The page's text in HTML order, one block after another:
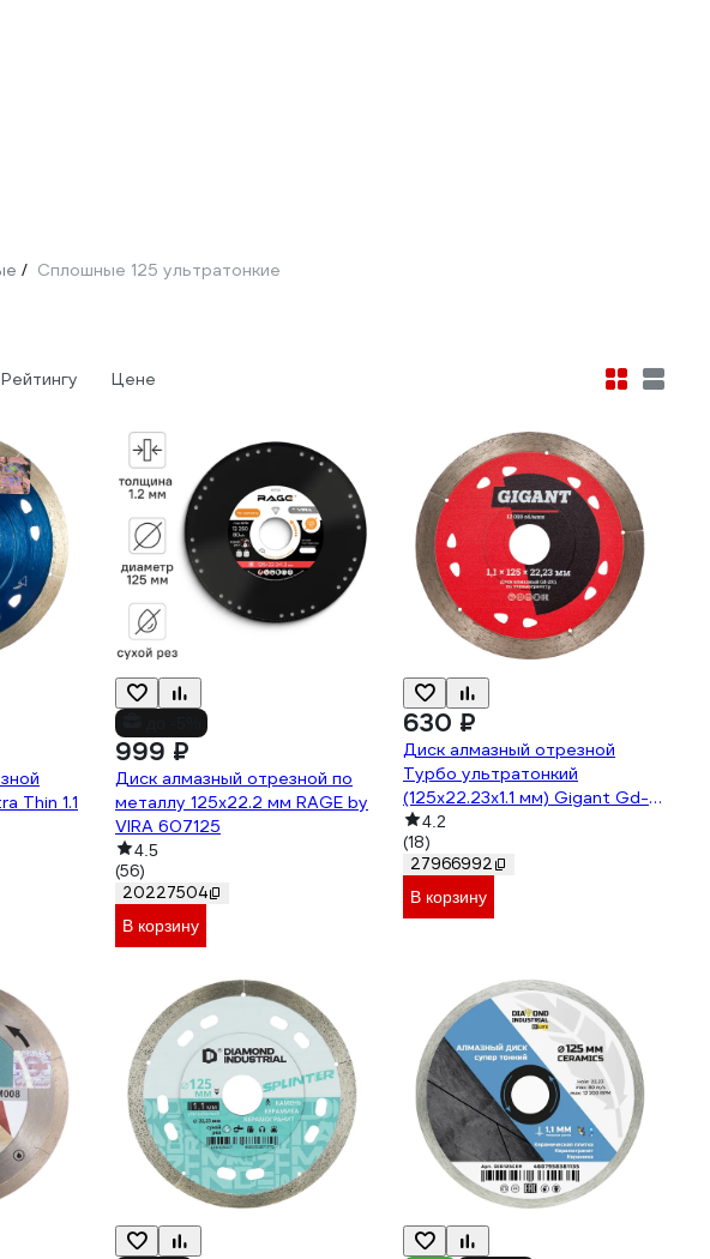
/ Сплошные 125 ультратонкие
Рейтингу Цене
Thin 1.1
999 ₽
Диск алмазный отрезной по
металлу 125х22.2 мм RAGE by
VIRA 607125
4.5
(56)
20227504
В корзину
630 ₽
Диск алмазный отрезной
Турбо ультратонкий
(125x22.23х1.1 мм) Gigant Gd-
25114.2
(18)
27966992
В корзину